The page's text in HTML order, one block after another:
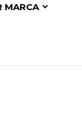
MARCA